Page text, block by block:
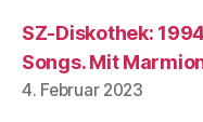
SZ-Diskothek:
Songs. Mit
4. Februar 2023